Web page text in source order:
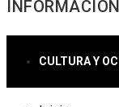
CULTURA Y